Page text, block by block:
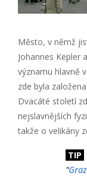
Město, v němž
Johannes Kepler
významu hlavně
zde byla
Dvacáté století
nejslavnějších
takže o velikány
TIP
"